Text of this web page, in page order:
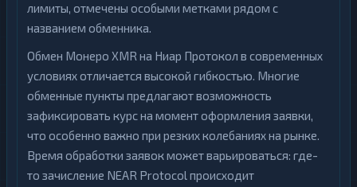
лимиты, отмечены особыми метками рядом с
названием обменника.
Обмен Монеро XMR на Ниар Протокол в современных
условиях отличается высокой гибкостью. Многие
обменные пункты предлагают возможность
зафиксировать курс на момент оформления заявки,
что особенно важно при резких колебаниях на рынке.
Время обработки заявок может варьироваться: где-
то зачисление NEAR Protocol происходит